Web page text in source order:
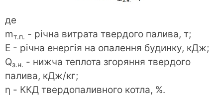
де
mт.п. - річна витрата твердого палива, т;
E - річна енергія на опалення будинку, кДж;
Qз.н. - нижча теплота згоряння твердого
палива, кДж/кг;
η - ККД твердопаливного котла, %.